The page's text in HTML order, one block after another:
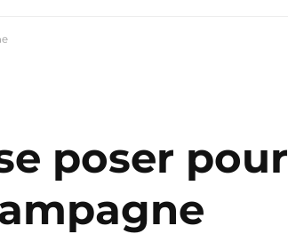
poser pour